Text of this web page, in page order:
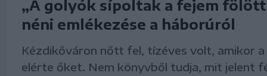
„A golyók sípoltak a fejem
néni emlékezése a háborúról
Kézdikőváron nőtt fel, tízéves volt, amikor a
elérte őket. Nem könyvből tudja, mit jelent